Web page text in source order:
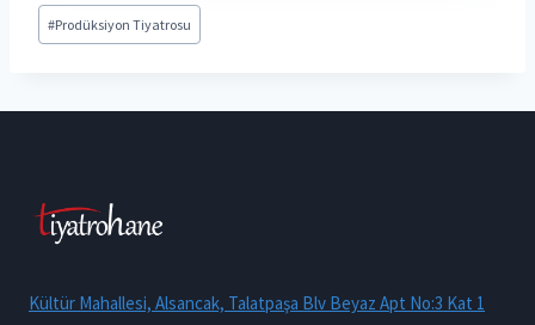
Post
Tags:
#Prodüksiyon Tiyatrosu
Kültür Mahallesi, Alsancak, Talatpaşa Blv Beyaz Apt No:3 Kat 1